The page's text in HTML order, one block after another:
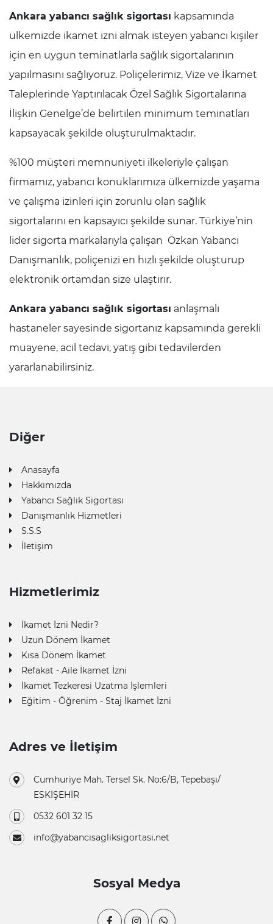
Ankara yabancı sağlık sigortası kapsamında
ülkemizde ikamet izni almak isteyen yabancı kişiler
için en uygun teminatlarla sağlık sigortalarının
yapılmasını sağlıyoruz. Poliçelerimiz, Vize ve İkamet
Taleplerinde Yaptırılacak Özel Sağlık Sigortalarına
İlişkin Genelge’de belirtilen minimum teminatları
kapsayacak şekilde oluşturulmaktadır.
%100 müşteri memnuniyeti ilkeleriyle çalışan
firmamız, yabancı konuklarımıza ülkemizde yaşama
ve çalışma izinleri için zorunlu olan sağlık
sigortalarını en kapsayıcı şekilde sunar. Türkiye’nin
lider sigorta markalarıyla çalışan Özkan Yabancı
Danışmanlık, poliçenizi en hızlı şekilde oluşturup
elektronik ortamdan size ulaştırır.
Ankara yabancı sağlık sigortası anlaşmalı
hastaneler sayesinde sigortanız kapsamında gerekli
muayene, acil tedavi, yatış gibi tedavilerden
yararlanabilirsiniz.
Diğer
Anasayfa
Hakkımızda
Yabancı Sağlık Sigortası
Danışmanlık Hizmetleri
S.S.S
İletişim
Hizmetlerimiz
İkamet İzni Nedir?
Uzun Dönem İkamet
Kısa Dönem İkamet
Refakat - Aile İkamet İzni
İkamet Tezkeresi Uzatma İşlemleri
Eğitim - Öğrenim - Staj İkamet İzni
Adres ve İletişim
Cumhuriye Mah. Tersel Sk. No:6/B, Tepebaşı/
ESKİŞEHİR
0532 601 32 15
info@yabancisagliksigortasi.net
Sosyal Medya